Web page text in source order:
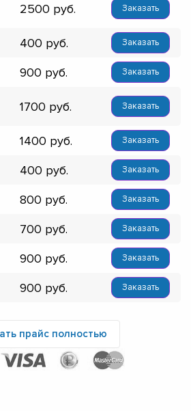
2500 Заказать
400 Заказать
900 Заказать
1700 Заказать
1400 Заказать
400 Заказать
800 Заказать
700 Заказать
900 Заказать
900 Заказать
прайс полностью